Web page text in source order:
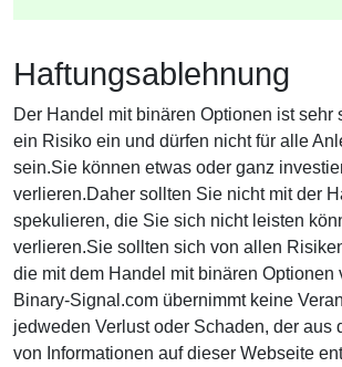
Haftungsablehnung
Der Handel mit binären Optionen ist sehr
ein Risiko ein und dürfen nicht für alle
sein.Sie können etwas oder ganz
verlieren.Daher sollten Sie nicht mit der
spekulieren, die Sie sich nicht leisten
verlieren.Sie sollten sich von allen
die mit dem Handel mit binären Optionen
Binary-Signal.com übernimmt keine
jedweden Verlust oder Schaden, der aus
von Informationen auf dieser Webseite